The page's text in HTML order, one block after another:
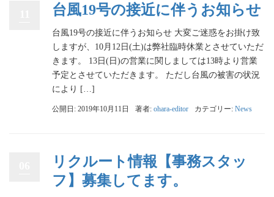
台風19号の接近に伴うお知らせ
台風19号の接近に伴うお知らせ 大変ご迷惑をお掛け致
しますが、10月12日(土)は弊社臨時休業とさせていただ
きます。 13日(日)の営業に関しましては13時より営業
予定とさせていただきます。 ただし台風の被害の状況
により […]
公開日: 2019年10月11日 著者: ohara-editor カテゴリー: News
リクルート情報【事務スタッ
フ】募集してます。